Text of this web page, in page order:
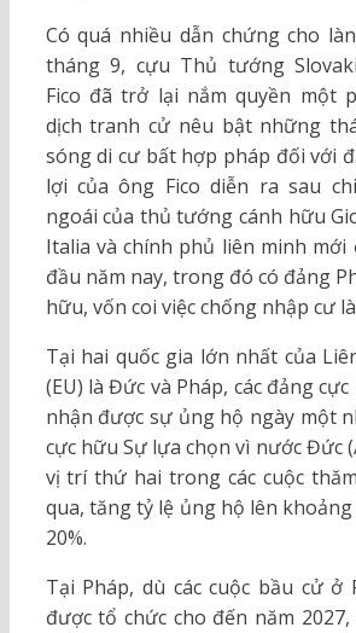
Có quá nhiều dẫn chứng cho
tháng 9, cựu Thủ tướng
Fico đã trở lại nắm quyền một
dịch tranh cử nêu bật những
sóng di cư bất hợp pháp đối với
lợi của ông Fico diễn ra sau
ngoái của thủ tướng cánh hữu
Italia và chính phủ liên minh mới
đầu năm nay, trong đó có đảng
hữu, vốn coi việc chống nhập cư
Tại hai quốc gia lớn nhất của
(EU) là Đức và Pháp, các đảng
nhận được sự ủng hộ ngày một
cực hữu Sự lựa chọn vì nước Đức
vị trí thứ hai trong các cuộc
qua, tăng tỷ lệ ủng hộ lên
20%.
Tại Pháp, dù các cuộc bầu cử ở
được tổ chức cho đến năm